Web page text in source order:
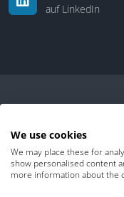
auf LinkedIn
We use cookies
We may place these for
show personalised content
more information about the